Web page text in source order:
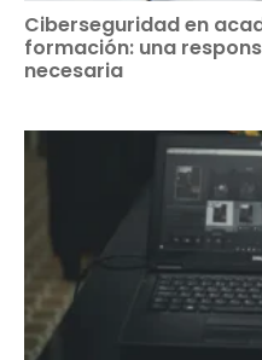
Ciberseguridad en
formación: una
necesaria